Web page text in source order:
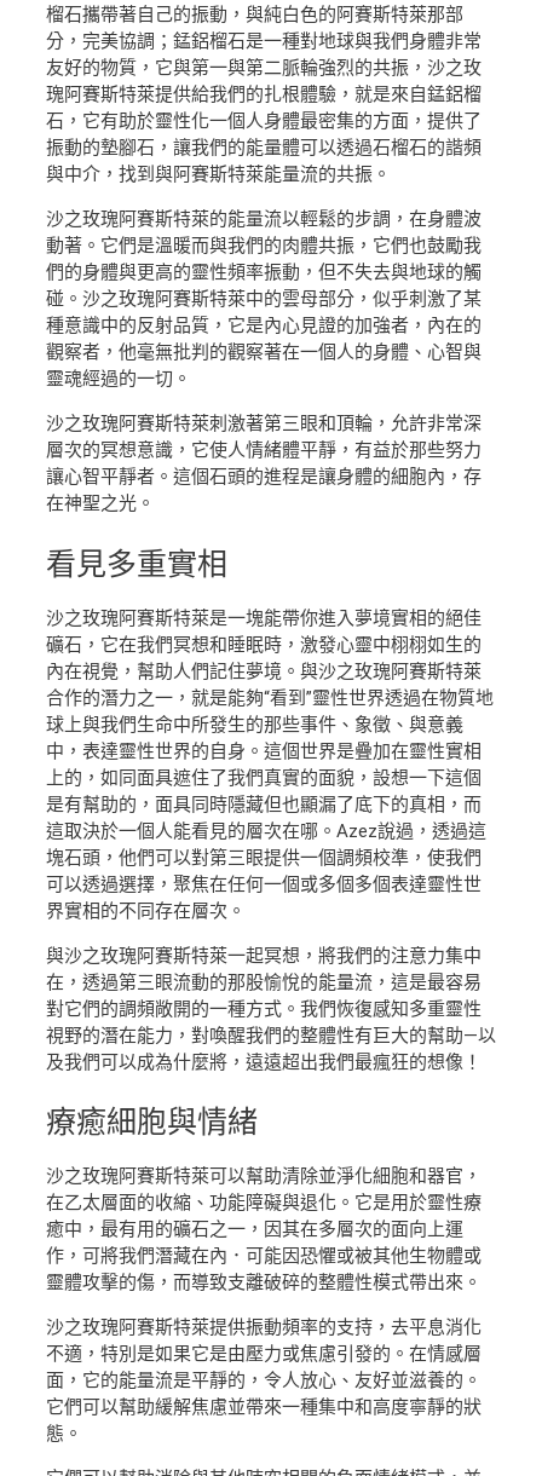
榴石攜帶著自己的振動，與純白色的阿賽斯特萊那部
分，完美協調；錳鋁榴石是一種對地球與我們身體非常
友好的物質，它與第一與第二脈輪強烈的共振，沙之玫
瑰阿賽斯特萊提供給我們的扎根體驗，就是來自錳鋁榴
石，它有助於靈性化一個人身體最密集的方面，提供了
振動的墊腳石，讓我們的能量體可以透過石榴石的諧頻
與中介，找到與阿賽斯特萊能量流的共振。
沙之玫瑰阿賽斯特萊的能量流以輕鬆的步調，在身體波
動著。它們是溫暖而與我們的肉體共振，它們也鼓勵我
們的身體與更高的靈性頻率振動，但不失去與地球的觸
碰。沙之玫瑰阿賽斯特萊中的雲母部分，似乎刺激了某
種意識中的反射品質，它是內心見證的加強者，內在的
觀察者，他毫無批判的觀察著在一個人的身體、心智與
靈魂經過的一切。
沙之玫瑰阿賽斯特萊刺激著第三眼和頂輪，允許非常深
層次的冥想意識，它使人情緒體平靜，有益於那些努力
讓心智平靜者。這個石頭的進程是讓身體的細胞內，存
在神聖之光。
看見多重實相
沙之玫瑰阿賽斯特萊是一塊能帶你進入夢境實相的絕佳
礦石，它在我們冥想和睡眠時，激發心靈中栩栩如生的
內在視覺，幫助人們記住夢境。與沙之玫瑰阿賽斯特萊
合作的潛力之一，就是能夠“看到”靈性世界透過在物質地
球上與我們生命中所發生的那些事件、象徵、與意義
中，表達靈性世界的自身。這個世界是疊加在靈性實相
上的，如同面具遮住了我們真實的面貌，設想一下這個
是有幫助的，面具同時隱藏但也顯漏了底下的真相，而
這取決於一個人能看見的層次在哪。Azez說過，透過這
塊石頭，他們可以對第三眼提供一個調頻校準，使我們
可以透過選擇，聚焦在任何一個或多個多個表達靈性世
界實相的不同存在層次。
與沙之玫瑰阿賽斯特萊一起冥想，將我們的注意力集中
在，透過第三眼流動的那股愉悅的能量流，這是最容易
對它們的調頻敞開的一種方式。我們恢復感知多重靈性
視野的潛在能力，對喚醒我們的整體性有巨大的幫助—以
及我們可以成為什麼將，遠遠超出我們最瘋狂的想像！
療癒細胞與情緒
沙之玫瑰阿賽斯特萊可以幫助清除並淨化細胞和器官，
在乙太層面的收縮、功能障礙與退化。它是用於靈性療
癒中，最有用的礦石之一，因其在多層次的面向上運
作，可將我們潛藏在內．可能因恐懼或被其他生物體或
靈體攻擊的傷，而導致支離破碎的整體性模式帶出來。
沙之玫瑰阿賽斯特萊提供振動頻率的支持，去平息消化
不適，特別是如果它是由壓力或焦慮引發的。在情感層
面，它的能量流是平靜的，令人放心、友好並滋養的。
它們可以幫助緩解焦慮並帶來一種集中和高度寧靜的狀
態。